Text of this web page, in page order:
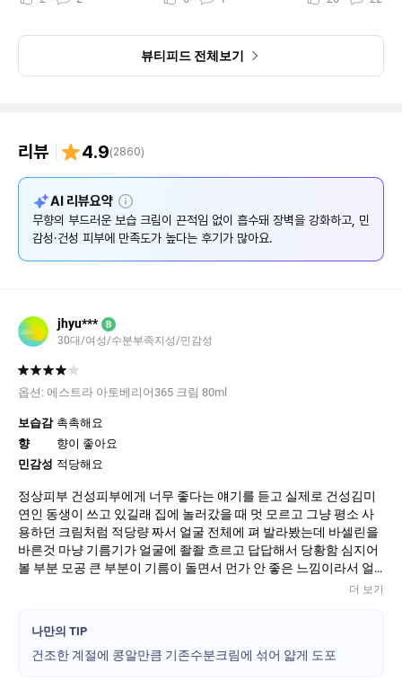
뷰티피드 전체보기
리뷰 4.9(2860)
AI 리뷰요약 설
명
무향의 부드러운 보습 크림이 끈적임 없이 흡수돼 장벽을 강화하고, 민
감성·건성 피부에 만족도가 높다는 후기가 많아요.
jhyu*** B
30대/여성/수분부족지성/민감성
옵션: 에스트라 아토베리어365 크림 80ml
보습감 촉촉해요
향
향이 좋아요
민감성 적당해요
정상피부 건성피부에게 너무 좋다는 얘기를 듣고 실제로 건성김미
연인 동생이 쓰고 있길래 집에 놀러갔을 때 멋 모르고 그냥 평소 사
용하던 크림처럼 적당량 짜서 얼굴 전체에 펴 발라봤는데 바셀린을
바른것 마냥 기름기가 얼굴에 좔좔 흐르고 답답해서 당황함 심지어
볼 부분 모공 큰 부분이 기름이 돌면서 먼가 안 좋은 느낌이라서 얼
른 닦아냈던 기억ㅠ 개복치지성복합지루성겪은 피부는 정상피부인
구도 비슷한 증상이 생기는데 재생크림을 발라야 하는 때에 그럼 어
떻게 발라야 하는가 하면은 기존 사용하던 크림이 콩알정도 섞어서
더 보기
나만의 TIP
건조한 계절에 콩알만큼 기존수분크림에 섞어 얇게 도포